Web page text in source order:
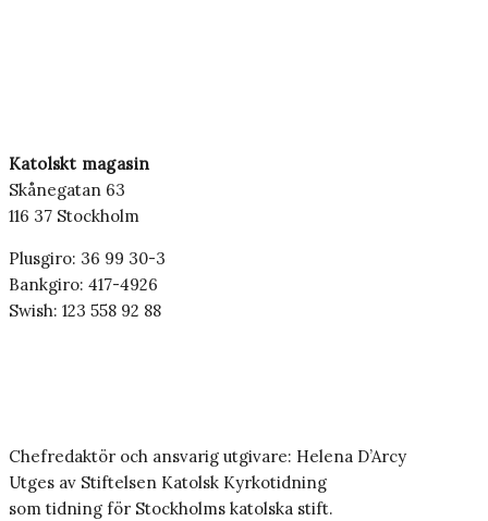
Katolskt magasin
Skånegatan 63
116 37 Stockholm
Plusgiro: 36 99 30-3
Bankgiro: 417-4926
Swish: 123 558 92 88
Chefredaktör och ansvarig utgivare: Helena D’Arcy
Utges av Stiftelsen Katolsk Kyrkotidning
som tidning för Stockholms katolska stift.